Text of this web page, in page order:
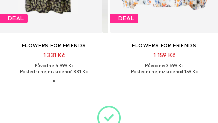
DEAL
FLOWERS FOR FRIENDS
1 331 Kč
Původně: 4 999 Kč
Poslední nejnižší cena:1 331 Kč
DEAL
FLOWERS FOR FRIENDS
1 159 Kč
Původně: 3 699 Kč
Poslední nejnižší cena:1 159 Kč